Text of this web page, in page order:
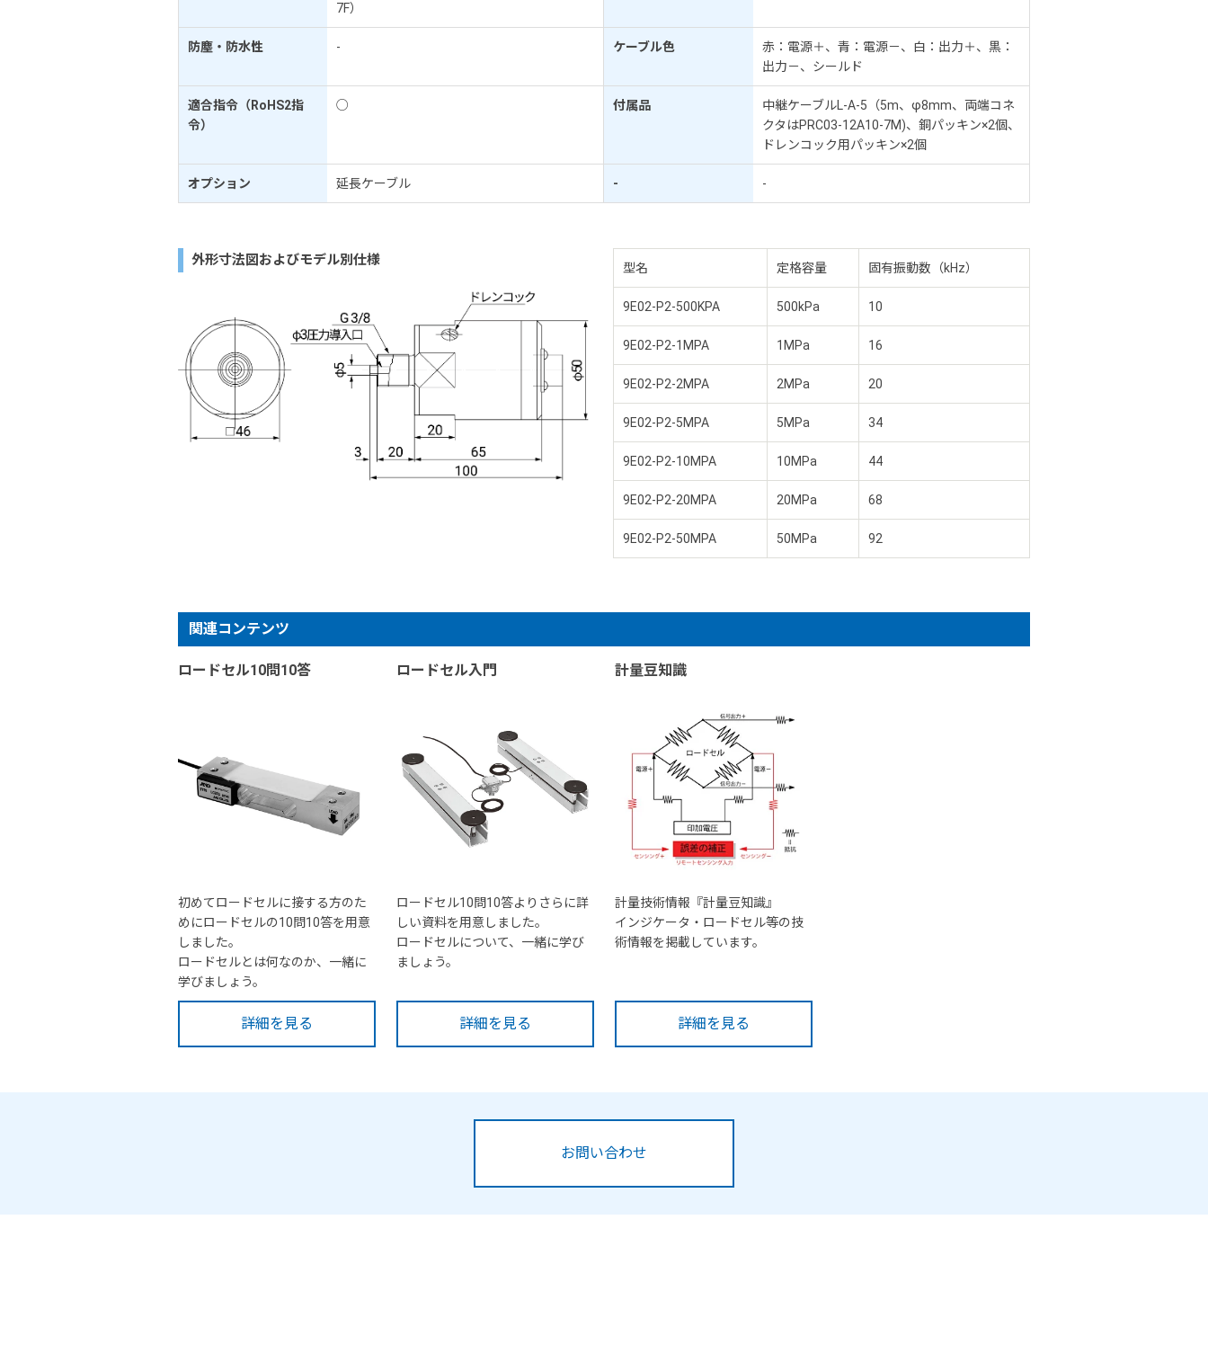
7F）
防塵・防水性 - ケーブル色
赤：電源＋、青：電源－、白：出力＋、黒：
出力－、シールド
適合指令（RoHS2指
令）
○ 付属品
中継ケーブルL-A-5（5m、φ8mm、両端コネ
クタはPRC03-12A10-7M)、銅パッキン×2個、
ドレンコック用パッキン×2個
オプション 延長ケーブル - -
外形寸法図およびモデル別仕様 型名 定格容量 固有振動数（kHz）
9E02-P2-500KPA 500kPa 10
9E02-P2-1MPA 1MPa 16
9E02-P2-2MPA 2MPa 20
9E02-P2-5MPA 5MPa 34
9E02-P2-10MPA 10MPa 44
9E02-P2-20MPA 20MPa 68
9E02-P2-50MPA 50MPa 92
関連コンテンツ
ロードセル10問10答
初めてロードセルに接する方のた
めにロードセルの10問10答を用意
しました。
ロードセルとは何なのか、一緒に
学びましょう。
詳細を見る
ロードセル入門
ロードセル10問10答よりさらに詳
しい資料を用意しました。
ロードセルについて、一緒に学び
ましょう。
詳細を見る
計量豆知識
計量技術情報『計量豆知識』
インジケータ・ロードセル等の技
術情報を掲載しています。
詳細を見る
お問い合わせ